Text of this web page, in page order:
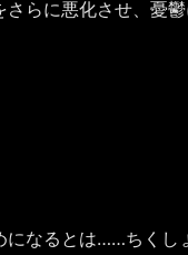
らに悪化させ、憂鬱
になるとは……ちく